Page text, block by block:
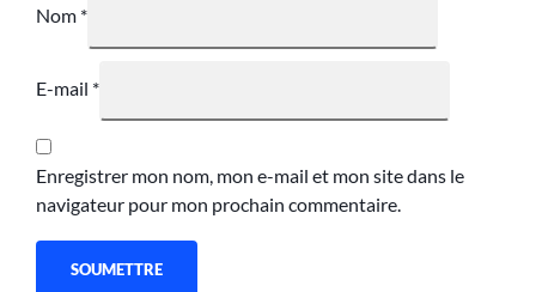
Nom *
E-mail *
Enregistrer mon nom, mon e-mail et mon site dans le
navigateur pour mon prochain commentaire.